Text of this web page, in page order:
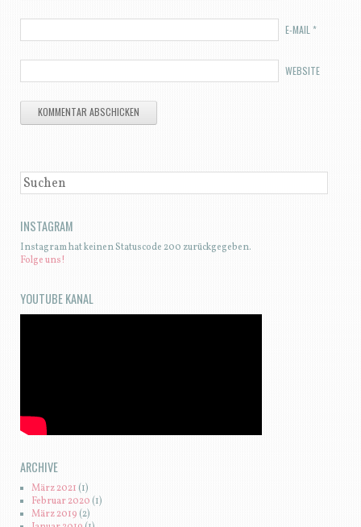
E-MAIL *
WEBSITE
SUCHEN
INSTAGRAM
Instagram hat keinen Statuscode 200 zurückgegeben.
Folge uns!
YOUTUBE KANAL
ARCHIVE
März 2021(1)
Februar 2020 (1)
März 2019 (2)